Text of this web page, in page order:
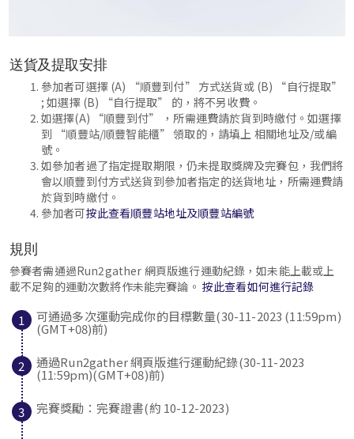
送貨及提取安排
參加者可選擇 (A) “順豐到付” 方式送貨或 (B) “自行提取”
; 如選擇 (B) “自行提取” 的，將不另收費。
如選擇(A) “順豐到付” ，所需運費請於貨到時繳付。如選擇
到 “順豐站/順豐智能櫃” 領取的，請填上 相關地址及/或編
號。
如參加者過了指定提取期限，仍未提取獎牌及完賽包，我們將
會以順豐到付方式送貨到參加者指定的送貨地址，所需運費請
於貨到時繳付。
參加者可按此查看順豐站地址及順豐站編號
規則
參賽者需通過Run2gather 網頁版進行運動紀錄，如未能上載或上
載不足夠的運動次數將作未能完賽論。 按此查看如何進行記錄
可通過多次運動完成你的目標數量(30-11-2023 (11:59pm)
(GMT+08)前)
通過Run2gather 網頁版進行運動紀錄(30-11-2023
(11:59pm)(GMT+08)前)
完賽獎勵：完賽證書(約 10-12-2023)